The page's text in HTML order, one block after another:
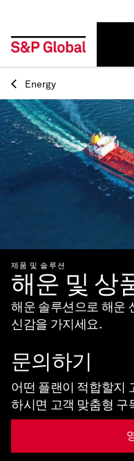
Back
Energy
제품 및 솔루션
해운 및 상
해운 솔루션으로 해운
신감을 가지세요.
문의하기
어떤 플랜이 적합할지
하시면 고객 맞춤형 구